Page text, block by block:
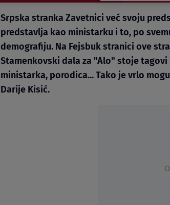
Srpska stranka Zavetnici već svoju
predstavlja kao ministarku i to, po
demografiju. Na Fejsbuk stranici ove
Stamenkovski dala za "Alo" stoje
ministarka, porodica... Tako je vrlo
Darije Kisić.